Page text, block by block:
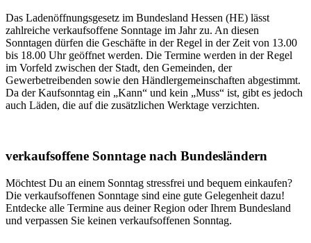
Das Ladenöffnungsgesetz im Bundesland Hessen (HE) lässt
zahlreiche verkaufsoffene Sonntage im Jahr zu. An diesen
Sonntagen dürfen die Geschäfte in der Regel in der Zeit von 13.00
bis 18.00 Uhr geöffnet werden. Die Termine werden in der Regel
im Vorfeld zwischen der Stadt, den Gemeinden, der
Gewerbetreibenden sowie den Händlergemeinschaften abgestimmt.
Da der Kaufsonntag ein „Kann“ und kein „Muss“ ist, gibt es jedoch
auch Läden, die auf die zusätzlichen Werktage verzichten.
verkaufsoffene Sonntage nach Bundesländern
Möchtest Du an einem Sonntag stressfrei und bequem einkaufen?
Die verkaufsoffenen Sonntage sind eine gute Gelegenheit dazu!
Entdecke alle Termine aus deiner Region oder Ihrem Bundesland
und verpassen Sie keinen verkaufsoffenen Sonntag.